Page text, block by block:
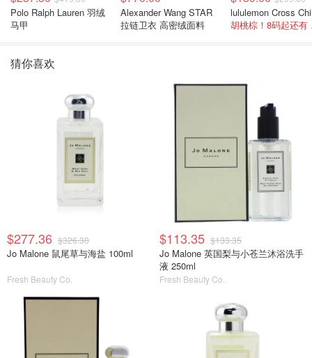
Polo Ralph Lauren 羽绒
马甲
Alexander Wang STAR
拉链卫衣 高密绒面料
猜你喜欢
$277.36 $326.30
Jo Malone 鼠尾草与海盐 100ml
Fresh Beauty Co.
$113.35 $133.35
Jo Malone 英国梨与小苍兰沐浴洗手
液 250ml
Fresh Beauty Co.